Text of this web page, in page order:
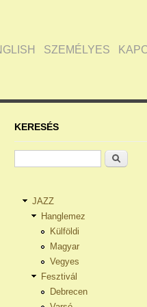
SZEMÉLYES
KERESÉS
Keresés
JAZZ
Hanglemez
Külföldi
Magyar
Vegyes
Fesztivál
Debrecen